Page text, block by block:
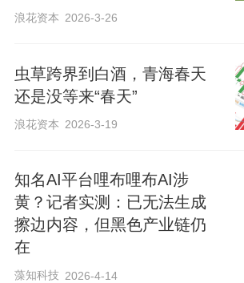
浪花资本 2026-3-26
虫草跨界到白酒，青海春天
还是没等来“春天”
浪花资本 2026-3-19
知名AI平台哩布哩布AI涉
黄？记者实测：已无法生成
擦边内容，但黑色产业链仍
在
藻知科技 2026-4-14